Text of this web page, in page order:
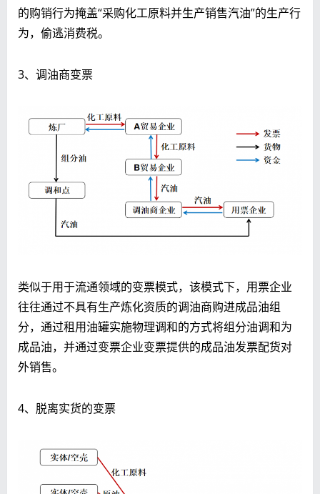
的购销行为掩盖“采购化工原料并生产销售汽油”的生产行
为，偷逃消费税。
3、调油商变票
类似于用于流通领域的变票模式，该模式下，用票企业
往往通过不具有生产炼化资质的调油商购进成品油组
分，通过租用油罐实施物理调和的方式将组分油调和为
成品油，并通过变票企业变票提供的成品油发票配货对
外销售。
4、脱离实货的变票